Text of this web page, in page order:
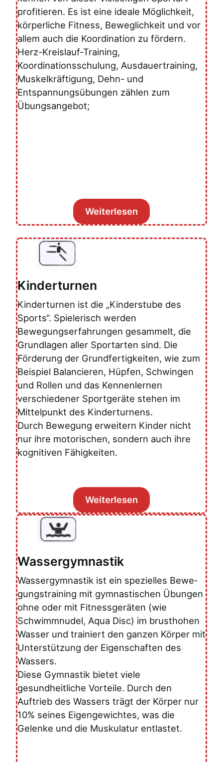
profitieren. Es ist eine ideale Möglichkeit,
körperliche Fitness, Beweglichkeit und vor
allem auch die Koordination zu fördern.
Herz-Kreislauf-Training,
Koordinationsschulung, Ausdauertraining,
Muskelkräftigung, Dehn- und
Entspannungsübungen zählen zum
Übungsangebot;
Weiterlesen
Kinderturnen
Kinderturnen ist die „Kinderstube des
Sports“. Spielerisch werden
Bewegungserfahrungen gesammelt, die
Grundlagen aller Sportarten sind. Die
Förderung der Grundfertigkeiten, wie zum
Beispiel Balancieren, Hüpfen, Schwingen
und Rollen und das Kennenlernen
verschiedener Sportgeräte stehen im
Mittelpunkt des Kinderturnens.
Durch Bewegung erweitern Kinder nicht
nur ihre motorischen, sondern auch ihre
kognitiven Fähigkeiten.
Weiterlesen
Wassergymnastik
Wassergymnastik ist ein spezielles Bewe­
gungstraining mit gymnastischen Übun­gen
ohne oder mit Fitnessgeräten (wie
Schwimmnudel, Aqua Disc) im brusthohen
Wasser und trainiert den ganzen Körper mit
Unterstützung der Eigenschaften des
Wassers.
Diese Gymnastik bietet viele
gesundheitliche Vorteile. Durch den
Auftrieb des Wassers trägt der Körper nur
10% seines Eigenge­wichtes, was die
Gelenke und die Musku­latur entlastet.